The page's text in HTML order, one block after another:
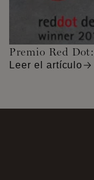
Premio Red
Leer el artículo